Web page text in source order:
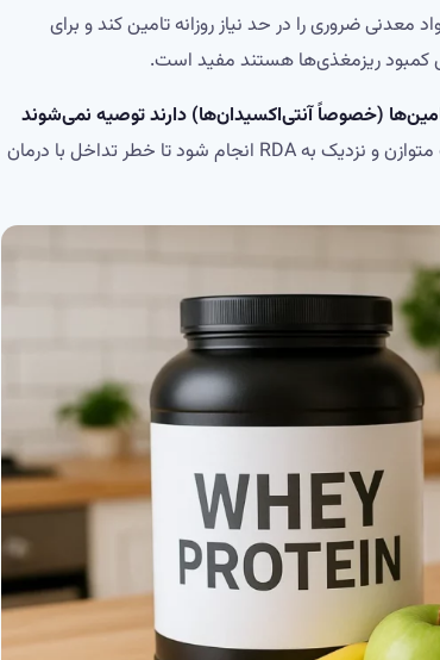
معدنی ضروری را در حد نیاز روزانه تامین کند و برای
کمبود ریزمغذی‌ها هستند مفید است.
(خصوصاً آنتی‌اکسیدان‌ها) دارند توصیه نمی‌شوند
مگر به تجویز پزشک. انتخاب مولتی‌ویتامین باید بر اساس ترکیب متوازن و نزدیک به RDA انجام شود تا خطر تداخل با درمان